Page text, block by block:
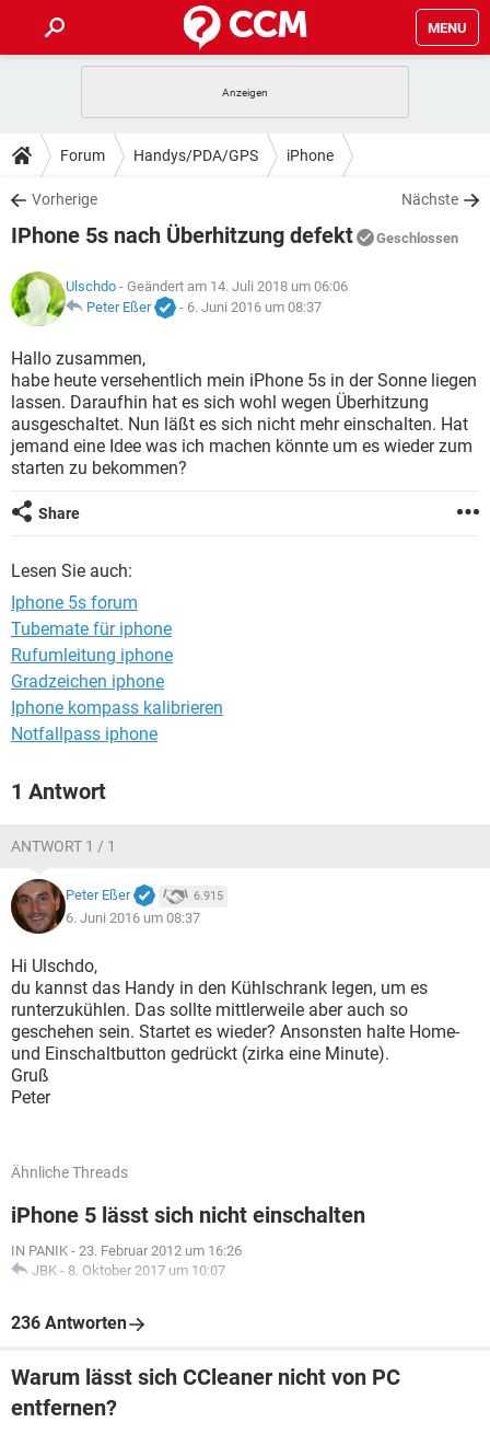
MENU
ANDROID IOS
WINDOWS 10
WHATSAPP TIKTOK
FACEBOOK
TIPPS & TRICKS
SPIELE STREAMING
WHATSAPP TIKTOK
FACEBOOK
DOWNLOADS
SPIELE STREAMING
ANDROID
WINDOWS 10 INSTAGRAM
WHATSAPP
FACEBOOK HARDWARE
SPIELE STREAMING
ANDROID
WINDOWS 10
WHATSAPP TIKTOK
FACEBOOK HARDWARE
LEXIKON
SPIELE
ANDROID IOS
WINDOWS 10 INSTAGRAM
WHATSAPP
FACEBOOK
Forum Handys/PDA/GPS iPhone
Vorherige Nächste
IPhone 5s nach Überhitzung defekt Geschlossen
Ulschdo - Geändert am 14. Juli 2018 um 06:06
Peter Eßer
- 6. Juni 2016 um 08:37
Hallo zusammen,
habe heute versehentlich mein iPhone 5s in der Sonne liegen
lassen. Daraufhin hat es sich wohl wegen Überhitzung
ausgeschaltet. Nun läßt es sich nicht mehr einschalten. Hat
jemand eine Idee was ich machen könnte um es wieder zum
starten zu bekommen?
Share
Lesen Sie auch:
Iphone 5s forum
Tubemate für iphone
Rufumleitung iphone
Gradzeichen iphone
Iphone kompass kalibrieren
Notfallpass iphone
1 Antwort
ANTWORT 1 / 1
Peter Eßer 6.915
6. Juni 2016 um 08:37
Hi Ulschdo,
du kannst das Handy in den Kühlschrank legen, um es
runterzukühlen. Das sollte mittlerweile aber auch so
geschehen sein. Startet es wieder? Ansonsten halte Home-
und Einschaltbutton gedrückt (zirka eine Minute).
Gruß
Peter
Ähnliche Threads
iPhone 5 lässt sich nicht einschalten
IN PANIK - 23. Februar 2012 um 16:26
JBK - 8. Oktober 2017 um 10:07
236 Antworten
Warum lässt sich CCleaner nicht von PC
entfernen?